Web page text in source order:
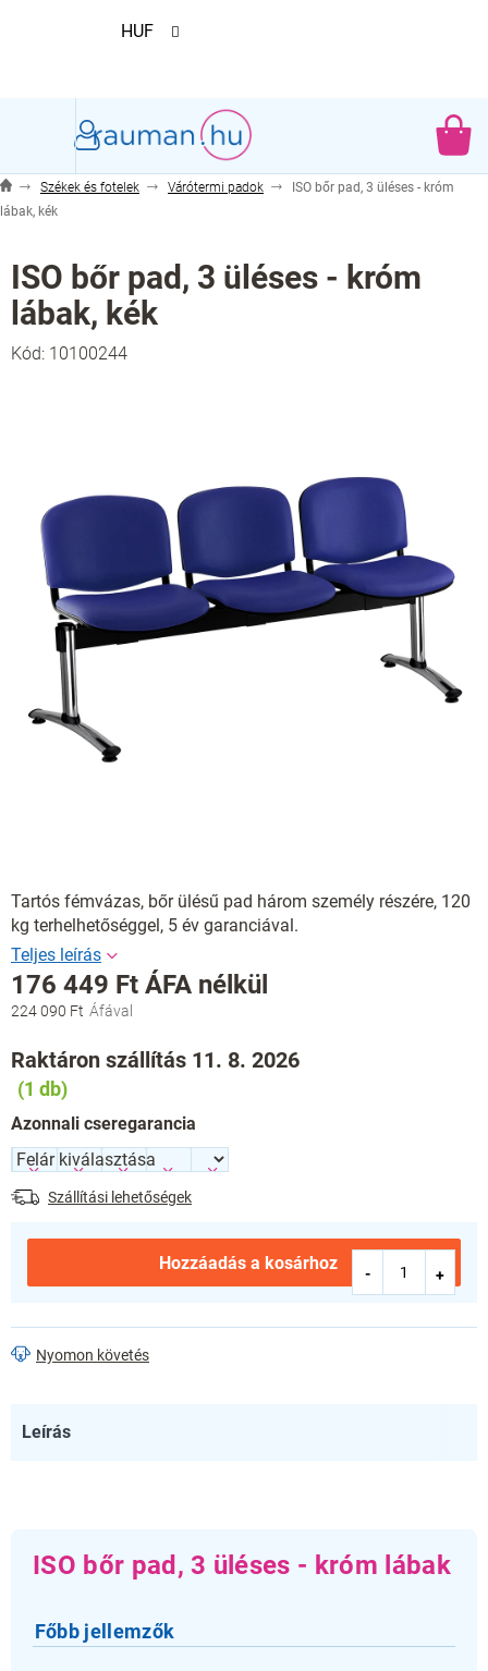
HUF
Székek és fotelek Várótermi padok
ISO bőr pad, 3 üléses - króm
lábak, kék
ISO bőr pad, 3 üléses - króm
lábak, kék
Kód: 10100244
Tartós fémvázas, bőr ülésű pad három személy részére, 120
kg terhelhetőséggel, 5 év garanciával.
224 090 Ft
176 449 Ft ÁFA nélkül
Egységár:
Raktáron szállítás 11. 8. 2026
(1 db)
Azonnali cseregarancia
Szállítási lehetőségek
Hozzáadás a kosárhoz
Nyomon követés
Leírás
ISO bőr pad, 3 üléses - króm lábak
Főbb jellemzők